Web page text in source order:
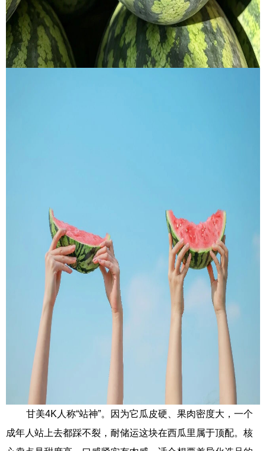
甘美4K人称“站神”。因为它瓜皮硬、果肉密度大，一个
成年人站上去都踩不裂，耐储运这块在西瓜里属于顶配。核